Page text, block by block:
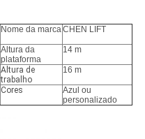
Nome da marcaCHEN LIFT
Altura da
plataforma
14 m
Altura de
trabalho
16 m
Cores
Azul ou
personalizado